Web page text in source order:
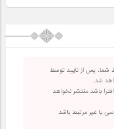
شما، پس از تایید توسط
شد.
باشد منتشر نخواهد
یا غیر مرتبط باشد